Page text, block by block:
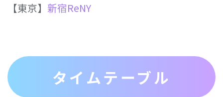
【東京】 新宿ReNY
タイムテーブル